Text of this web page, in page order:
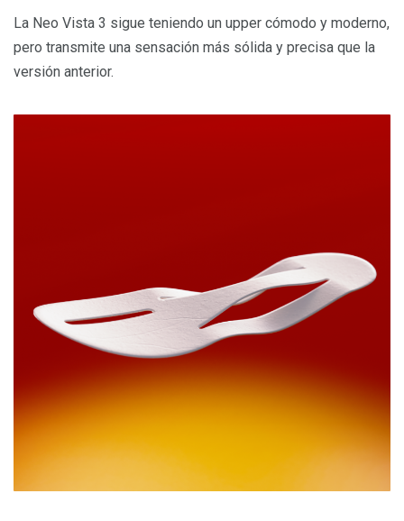
La Neo Vista 3 sigue teniendo un upper cómodo y moderno,
pero transmite una sensación más sólida y precisa que la
versión anterior.